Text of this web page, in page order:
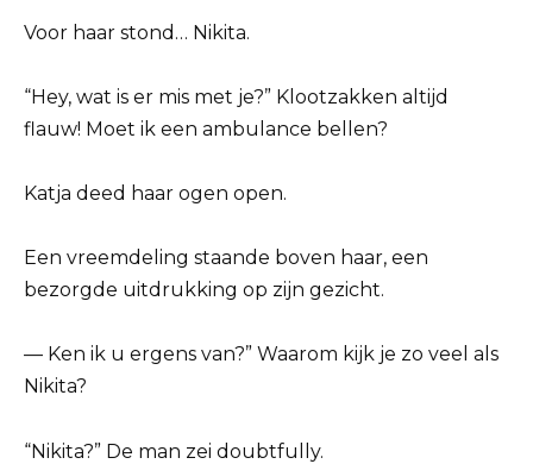
Voor haar stond… Nikita.
“Hey, wat is er mis met je?” Klootzakken altijd
flauw! Moet ik een ambulance bellen?
Katja deed haar ogen open.
Een vreemdeling staande boven haar, een
bezorgde uitdrukking op zijn gezicht.
— Ken ik u ergens van?” Waarom kijk je zo veel als
Nikita?
“Nikita?” De man zei doubtfully.